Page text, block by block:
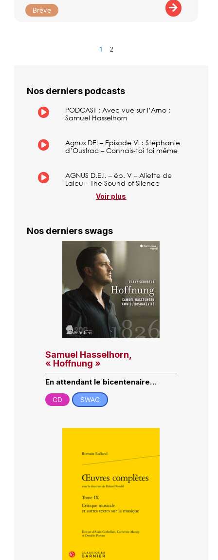
Brève
1 2
Nos derniers podcasts
PODCAST : Avec vue sur l’Arno :
Samuel Hasselhorn
Agnus DEI – Episode VI : Stéphanie
d’Oustrac – Connais-toi toi même
AGNUS D.E.I. – ép. V – Aliette de
Laleu – The Sound of Silence
Voir plus
Nos derniers swags
Samuel Hasselhorn,
« Hoffnung »
En attendant le bicentenaire…
CD SWAG